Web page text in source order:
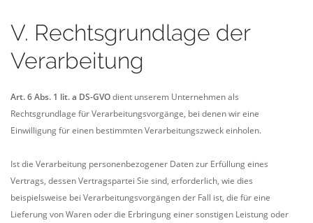
V. Rechtsgrundlage der
Verarbeitung
Art. 6 Abs. 1 lit. a DS-GVOdient unserem Unternehmen als
Rechtsgrundlage für Verarbeitungsvorgänge, bei denen wir eine
Einwilligung für einen bestimmten Verarbeitungszweck einholen.
Ist die Verarbeitung personenbezogener Daten zur Erfüllung eines
Vertrags, dessen Vertragspartei Sie sind, erforderlich, wie dies
beispielsweise bei Verarbeitungsvorgängen der Fall ist, die für eine
Lieferung von Waren oder die Erbringung einer sonstigen Leistung oder